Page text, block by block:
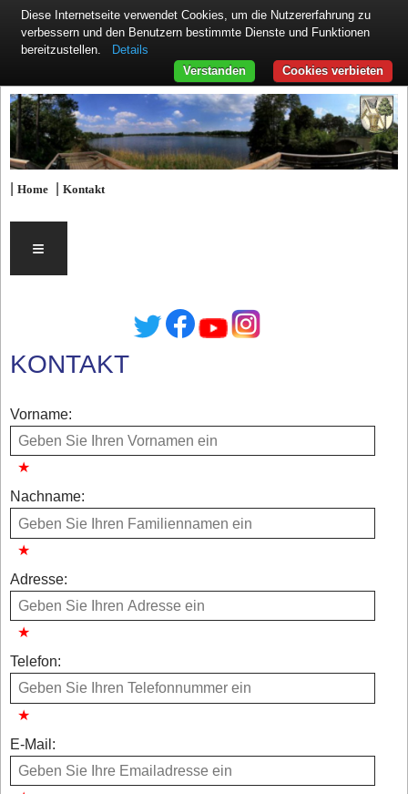
|Home |Kontakt
≡
KONTAKT
Vorname:
Nachname:
Adresse:
Telefon:
E-Mail:
Diese Internetseite verwendet Cookies, um die Nutzererfahrung zu
verbessern und den Benutzern bestimmte Dienste und Funktionen
bereitzustellen.
Details
Cookies verbieten
Verstanden